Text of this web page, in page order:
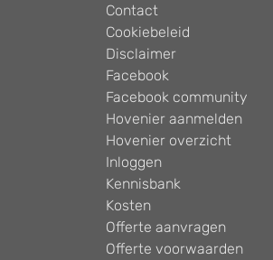
Contact
Cookiebeleid
Disclaimer
Facebook
Facebook community
Hovenier aanmelden
Hovenier overzicht
Inloggen
Kennisbank
Kosten
Offerte aanvragen
Offerte voorwaarden